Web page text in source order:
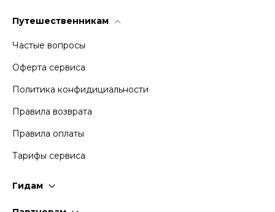
Путешественникам
Частые вопросы
Оферта сервиса
Политика конфидициальности
Правила возврата
Правила оплаты
Тарифы сервиса
Гидам